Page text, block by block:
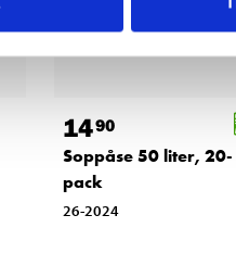
1490
Soppåse 50 liter, 20-
pack
26-2024